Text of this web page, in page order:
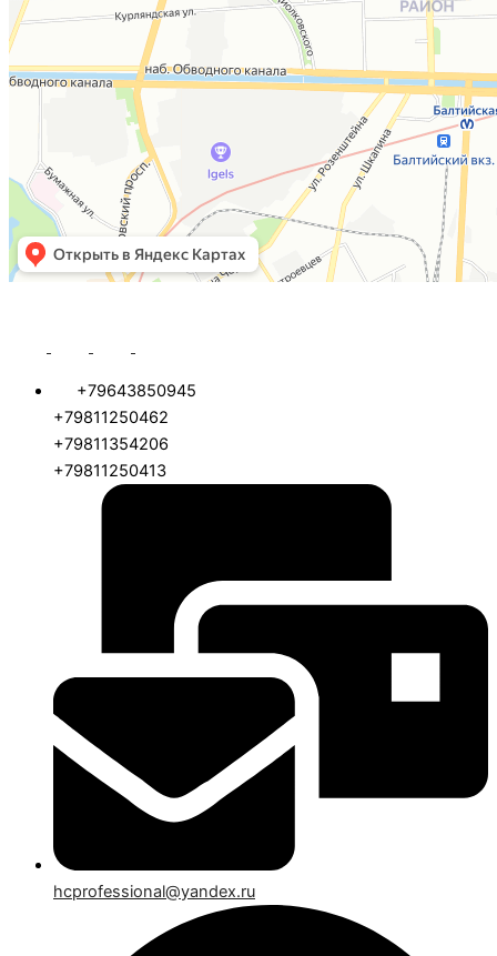
+79643850945
+79811250462
+79811354206
+79811250413
hcprofessional@yandex.ru